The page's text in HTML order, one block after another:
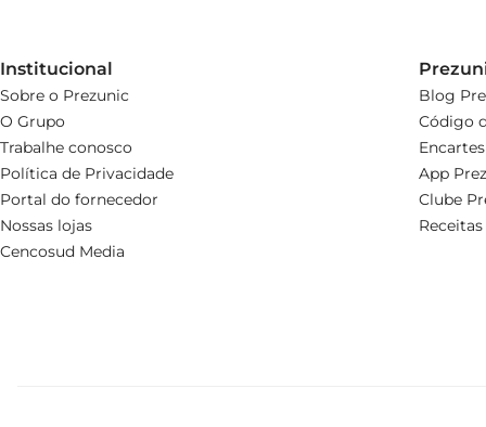
Institucional
Sobre o Prezunic
O Grupo
Trabalhe conosco
Política de Privacidade
Portal do fornecedor
Nossas lojas
Cencosud Media
Blog
Código
Encartes
App
Clube
Receitas